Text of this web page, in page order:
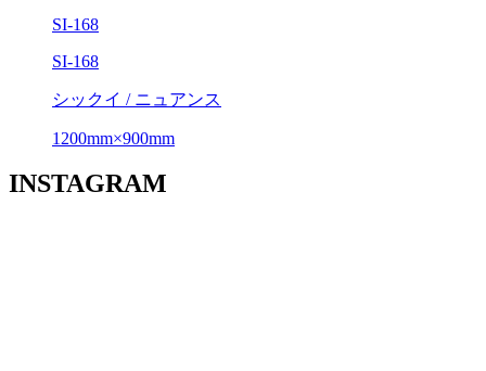
SI-168
SI-168
シックイ / ニュアンス
1200mm×900mm
INSTAGRAM